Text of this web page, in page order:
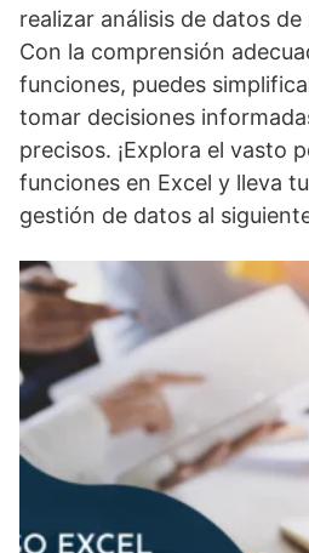
realizar análisis de datos
Con la comprensión
funciones, puedes
tomar decisiones
precisos. ¡Explora el vasto
funciones en Excel y lleva
gestión de datos al